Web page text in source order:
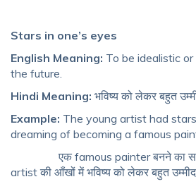
Stars in one’s eyes
English Meaning: To be idealistic
the future.
Hindi Meaning: भविष्य को लेकर बहुत
Example: The young artist had
dreaming of becoming a famous
एक famous painter बनने का
artist की आँखों में भविष्य को लेकर बहुत